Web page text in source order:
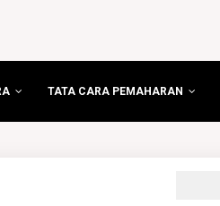
TATA CARA PEMAHARAN